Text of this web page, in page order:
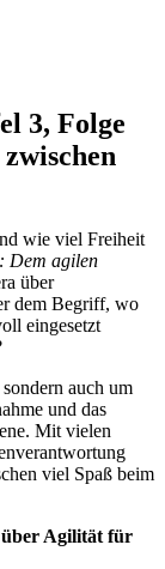
3, Folge
wie viel Freiheit
Dem agilen
über
dem Begriff, wo
eingesetzt
auch um
und das
Mit vielen
viel Spaß beim
über Agilität für